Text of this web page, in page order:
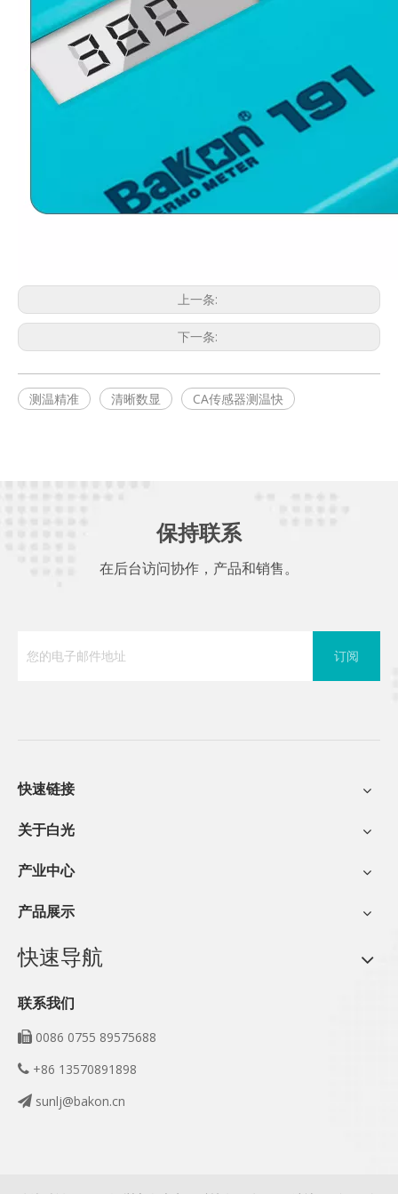
上一条:
下一条:
测温精准 清晰数显 CA传感器测温快
保持联系
在后台访问协作，产品和销售。
订阅
快速链接
关于白光
产业中心
产品展示
快速导航
联系我们
 0086 0755 89575688
 +86 13570891898
 sunlj@bakon.cn